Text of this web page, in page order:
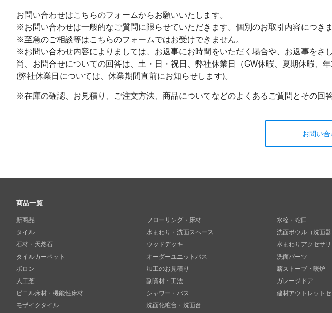
お問い合わせはこちらのフォームからお願いいたします。
※お問い合わせは一般的なご質問に限らせていただきます。個別のお取引内容につき
※至急のご相談等はこちらのフォームではお受けできません。
※お問い合わせ内容によりましては、お返事にお時間をいただく場合や、お返事をさ
尚、お問合せについての回答は、土・日・祝日、弊社休業日（GW休暇、夏期休暇、
(弊社休業日については、休業期間直前にお知らせします)。
※在庫の確認、お見積り、ご注文方法、商品についてなどのよくあるご質問とその回
お問い
商品一覧
新商品
タイル
石材・天然石
タイルカーペット
ボロン
人工芝
ビニル床材・機能性床材
モザイクタイル
フローリング・床材
水まわり・洗面スペース
ウッドデッキ
オーダーユニットバス
加工のお見積り
副資材・工法
シャワー・バス
洗面化粧台・洗面台
水栓・蛇口
洗面ボウル（洗面器
水まわりアクセサ
洗面パーツ
薪ストーブ・暖炉
ガレージドア
建材アウトレット